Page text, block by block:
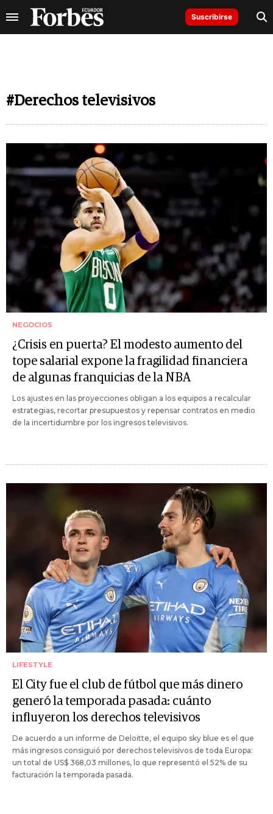
Suscribirse
#Derechos televisivos
NEGOCIOS
¿Crisis en puerta? El modesto aumento del
tope salarial expone la fragilidad financiera
de algunas franquicias de la NBA
Los ajustes en las proyecciones obligan a los equipos a recalcular
estrategias, recortar presupuestos y repensar contratos en medio
de la incertidumbre por los ingresos televisivos.
LIFESTYLE
El City fue el club de fútbol que más dinero
generó la temporada pasada: cuánto
influyeron los derechos televisivos
De acuerdo a un informe de Deloitte, el equipo sky blue es el que
más ingresos consiguió por derechos televisivos de toda Europa:
un total de US$ 368,03 millones, lo que representó el 52% de su
facturación la temporada pasada.